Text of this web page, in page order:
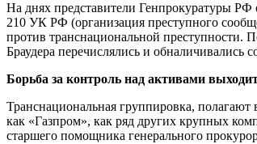
На днях представители Генпрокуратуры РФ
210 УК РФ (организация преступного
против транснациональной преступности.
Браудера перечислялись и обналичивались
Борьба за контроль над активами
Транснациональная группировка,
как «Газпром», как ряд других крупных
старшего помощника генерального